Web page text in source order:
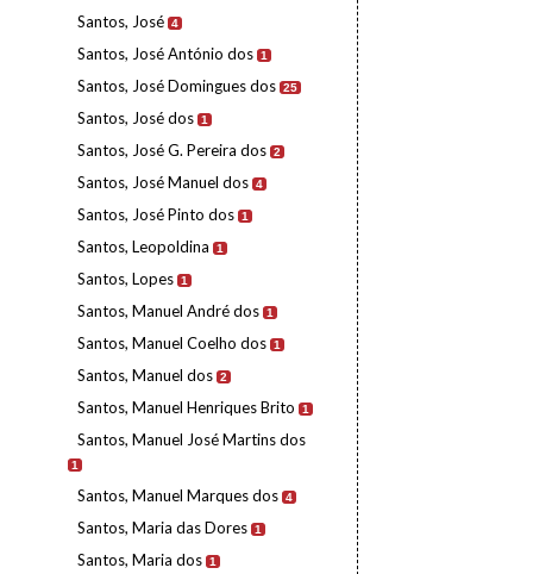
Santos, José 4
Santos, José António dos 1
Santos, José Domingues dos 25
Santos, José dos 1
Santos, José G. Pereira dos 2
Santos, José Manuel dos 4
Santos, José Pinto dos 1
Santos, Leopoldina 1
Santos, Lopes 1
Santos, Manuel André dos 1
Santos, Manuel Coelho dos 1
Santos, Manuel dos 2
Santos, Manuel Henriques Brito 1
Santos, Manuel José Martins dos
1
Santos, Manuel Marques dos 4
Santos, Maria das Dores 1
Santos, Maria dos 1